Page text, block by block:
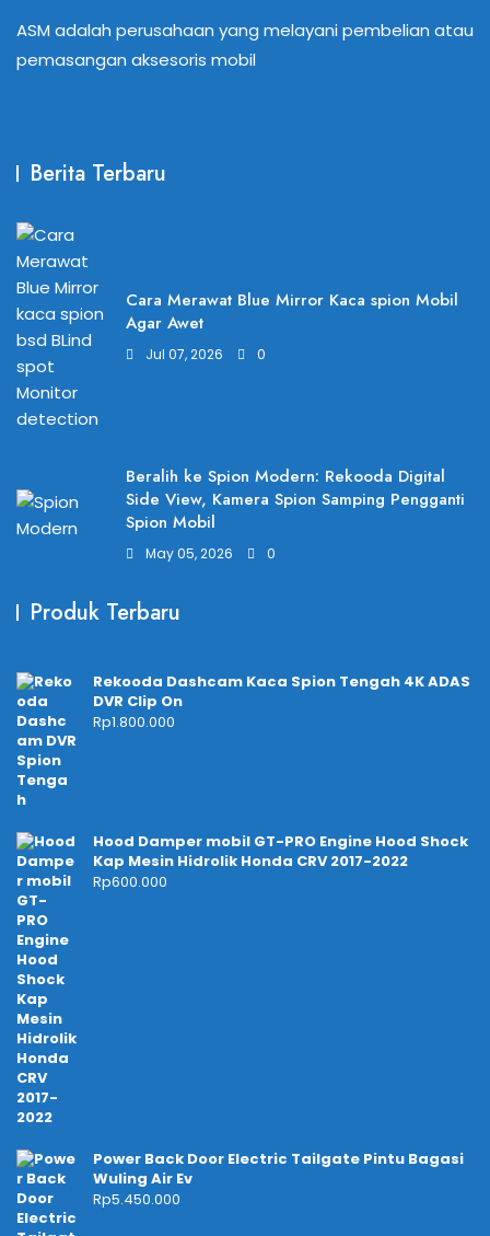
ASM adalah perusahaan yang melayani pembelian atau
pemasangan aksesoris mobil
Berita Terbaru
Cara Merawat Blue Mirror Kaca spion Mobil
Agar Awet
Jul 07, 2026 0
Beralih ke Spion Modern: Rekooda Digital
Side View, Kamera Spion Samping Pengganti
Spion Mobil
May 05, 2026 0
Produk Terbaru
Rekooda Dashcam Kaca Spion Tengah 4K ADAS
DVR Clip On
Rp1.800.000
Hood Damper mobil GT-PRO Engine Hood Shock
Kap Mesin Hidrolik Honda CRV 2017-2022
Rp600.000
Power Back Door Electric Tailgate Pintu Bagasi
Wuling Air Ev
Rp5.450.000